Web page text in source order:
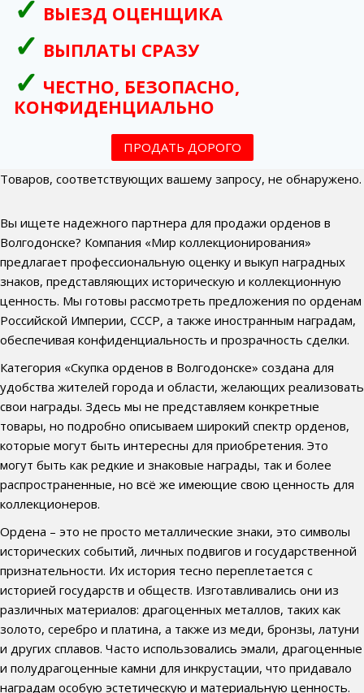
ВЫЕЗД ОЦЕНЩИКА
ВЫПЛАТЫ СРАЗУ
ЧЕСТНО, БЕЗОПАСНО,
КОНФИДЕНЦИАЛЬНО
ПРОДАТЬ ДОРОГО
Товаров, соответствующих вашему запросу, не обнаружено.
Вы ищете надежного партнера для продажи орденов в
Волгодонске? Компания «Мир коллекционирования»
предлагает профессиональную оценку и выкуп наградных
знаков, представляющих историческую и коллекционную
ценность. Мы готовы рассмотреть предложения по орденам
Российской Империи, СССР, а также иностранным наградам,
обеспечивая конфиденциальность и прозрачность сделки.
Категория «Скупка орденов в Волгодонске» создана для
удобства жителей города и области, желающих реализовать
свои награды. Здесь мы не представляем конкретные
товары, но подробно описываем широкий спектр орденов,
которые могут быть интересны для приобретения. Это
могут быть как редкие и знаковые награды, так и более
распространенные, но всё же имеющие свою ценность для
коллекционеров.
Ордена – это не просто металлические знаки, это символы
исторических событий, личных подвигов и государственной
признательности. Их история тесно переплетается с
историей государств и обществ. Изготавливались они из
различных материалов: драгоценных металлов, таких как
золото, серебро и платина, а также из меди, бронзы, латуни
и других сплавов. Часто использовались эмали, драгоценные
и полудрагоценные камни для инкрустации, что придавало
наградам особую эстетическую и материальную ценность.